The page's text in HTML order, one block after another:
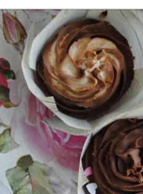
Prečítať“BYLINKOVÝ KALENDÁR alebo jarný zber bylín v MARCI”
…